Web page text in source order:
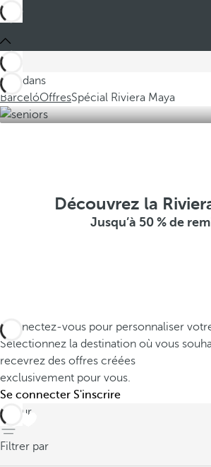
Ces dans
BarcelóOffresSpécial Riviera Maya
Découvrez la
Jusqu’à 50 % de
Connectez-vous pour personnaliser
Sélectionnez la destination où vous
recevrez des offres créées
exclusivement pour vous.
Se connecter S'inscrire
retour
Filtrer par